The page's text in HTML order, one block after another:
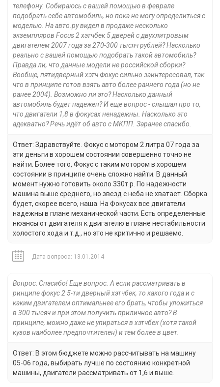
телефону. Собираюсь с вашей помощью в феврале
подобрать себе автомобиль, но пока не могу определиться с
моделью. На авто.ру видел в продаже несколько
экземпляров Focus 2 хэтчбек 5 дверей с двухлитровым
двигателем 2007 года за 270-300 тысяч рублей? Насколько
реально с вашей помощью подобрать такой автомобиль?
Правда ли, что данные модели не российской сборки?
Вообще, пятидверный хэтч Фокус сильно заинтересовал, так
что в принципе готов взять авто более раннего года (но не
ранее 2004). Возможно ли это? Насколько данный
автомобиль будет надежен? И еще вопрос - слышал про то,
что двигатели 1,8 в фокусах ненадежны. Насколько это
адекватно? Речь идёт об авто с МКПП. Заранее спасибо.
Ответ: Здравствуйте. Фокус с мотором 2 литра 07 года за
эти деньги в хорошем состоянии совершенно точно не
найти. Более того, Фокус с таким мотором в хорошем
состоянии в принципе очень сложно найти. В данный
момент нужно готовить около 330т.р. По надежности
машина выше среднего, но звезд с неба не хватает. Сборка
будет, скорее всего, наша. На Фокусах все двигатели
надежны в плане механической части. Есть определенные
нюансы от двигателя к двигателю в плане нестабильности
холостого хода и т.д., но это не критично и решаемо.
Дата вопроса: 13.01.2014
Вопрос: Спасибо! Еще вопрос. А если рассматривать в
ринципе фокус 2 5-ти дверный хэтчбек, то какого года и с
каким двигателем оптимальнее его брать, чтобы уложиться
в 300 тысяч и при этом получить приличное авто? В
принципе, можно даже не упираться в хэтчбек (хотя такой
кузов наиболее предпочтителен) и тем более в цвет.
Ответ: В этом бюджете можно рассчитывать на машину
05-06 года, выбирать лучше по состоянию конкретной
машины, двигатели рассматривать от 1,6 и выше.